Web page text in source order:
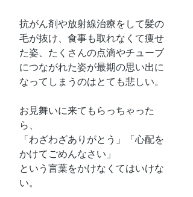
抗がん剤や放射線治療をして髪の
毛が抜け、食事も取れなくて痩せ
た姿、たくさんの点滴やチューブ
につながれた姿が最期の思い出に
なってしまうのはとても悲しい。
お見舞いに来てもらっちゃった
ら、
「わざわざありがとう」「心配を
かけてごめんなさい」
という言葉をかけなくてはいけな
い。